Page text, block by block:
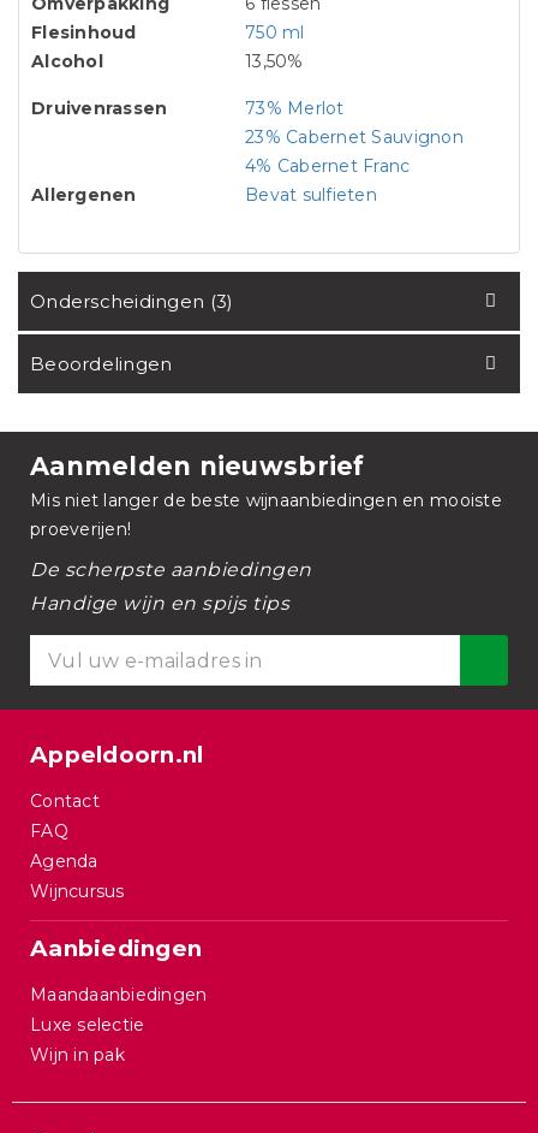
Flesinhoud
750 ml
Alcohol
13,50%
Druivenrassen
73% Merlot
23% Cabernet Sauvignon
4% Cabernet Franc
Allergenen
Bevat sulfieten
Onderscheidingen (3)
Beoordelingen
Aanmelden nieuwsbrief
Mis niet langer de beste wijnaanbiedingen en mooiste
proeverijen!
De scherpste aanbiedingen
Handige wijn en spijs tips
Appeldoorn.nl
Contact
FAQ
Agenda
Wijncursus
Aanbiedingen
Maandaanbiedingen
Luxe selectie
Wijn in pak